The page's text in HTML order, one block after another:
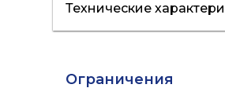
отопление
Технические
Ограничения